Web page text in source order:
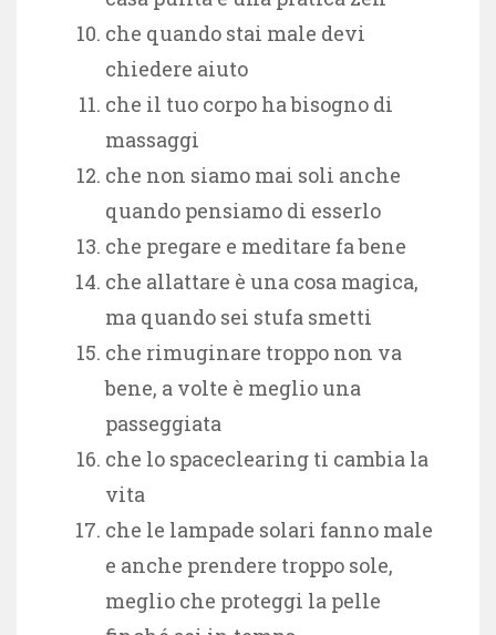
che quando stai male devi
chiedere aiuto
che il tuo corpo ha bisogno di
massaggi
che non siamo mai soli anche
quando pensiamo di esserlo
che pregare e meditare fa bene
che allattare è una cosa magica,
ma quando sei stufa smetti
che rimuginare troppo non va
bene, a volte è meglio una
passeggiata
che lo spaceclearing ti cambia la
vita
che le lampade solari fanno male
e anche prendere troppo sole,
meglio che proteggi la pelle